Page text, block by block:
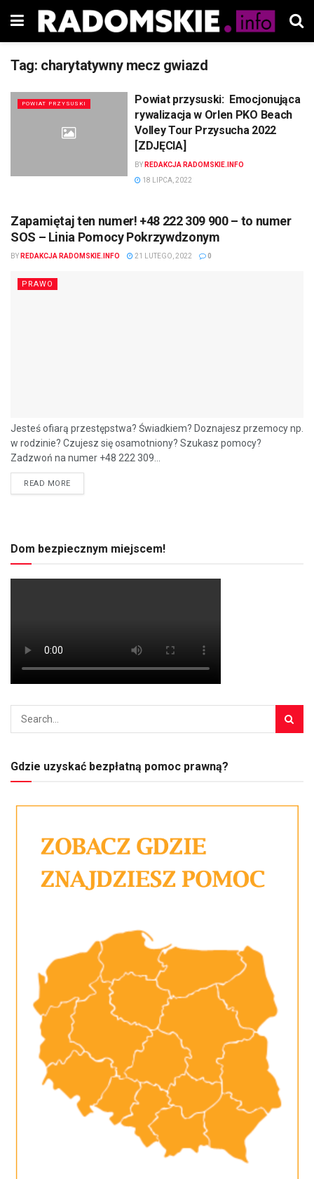
Tag: charytatywny mecz gwiazd
POWIAT PRZYSUSKI
Powiat przysuski: Emocjonująca
rywalizacja w Orlen PKO Beach
Volley Tour Przysucha 2022
[ZDJĘCIA]
BY REDAKCJA RADOMSKIE.INFO
18 LIPCA, 2022
Zapamiętaj ten numer! +48 222 309 900 – to numer
SOS – Linia Pomocy Pokrzywdzonym
BY REDAKCJA RADOMSKIE.INFO 21 LUTEGO, 2022 0
PRAWO
Jesteś ofiarą przestępstwa? Świadkiem? Doznajesz przemocy np.
w rodzinie? Czujesz się osamotniony? Szukasz pomocy?
Zadzwoń na numer +48 222 309...
READ MORE
Dom bezpiecznym miejscem!
Gdzie uzyskać bezpłatną pomoc prawną?